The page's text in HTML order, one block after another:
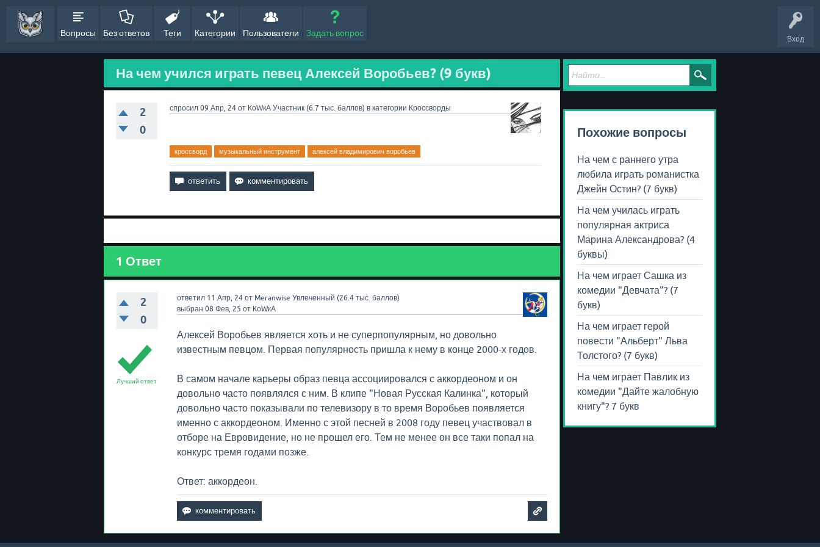
Вход
Вопросы Без ответов Теги Категории Пользователи Задать вопрос
На чем учился играть певец Алексей Воробьев? (9 букв)
2
0
спросил 09 Апр, 24 от КоWкА Участник (6.7 тыс. баллов) в категории Кроссворды
кроссворд музыкальный инструмент алексей владимирович воробьев
1 Ответ
2
0
ответил 11 Апр, 24 от Meranwise Увлеченный (26.4 тыс.баллов)
выбран 08 Фев, 25 от КоWкА
Лучший ответ
Алексей Воробьев является хоть и не суперпопулярным, но довольно
известным певцом. Первая популярность пришла к нему в конце 2000-х годов.
В самом начале карьеры образ певца ассоциировался с аккордеоном и он
довольно часто появлялся с ним. В клипе "Новая Русская Калинка", который
довольно часто показывали по телевизору в то время Воробьев появляется
именно с аккордеоном. Именно с этой песней в 2008 году певец участвовал в
отборе на Евровидение, но не прошел его. Тем не менее он все таки попал на
конкурс тремя годами позже.
Ответ: аккордеон.
Похожие вопросы
На чем с раннего утра
любила играть романистка
Джейн Остин? (7 букв)
На чем училась играть
популярная актриса
Марина Александрова? (4
буквы)
На чем играет Сашка из
комедии "Девчата"? (7
букв)
На чем играет герой
повести "Альберт" Льва
Толстого? (7 букв)
На чем играет Павлик из
комедии "Дайте жалобную
книгу"? 7 букв